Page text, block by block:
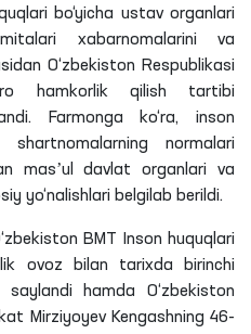
bo‘yicha ustav organlari
xabarnomalarini va
O‘zbekiston Respublikasi
hamkorlik qilish tartibi
Farmonga ko‘ra, inson
shartnomalarning normalari
masʼul davlat organlari va
yo‘nalishlari belgilab berildi.
BMT Inson huquqlari
ovoz bilan tarixda birinchi
hamda O‘zbekiston
Mirziyoyev Kengashning 46-